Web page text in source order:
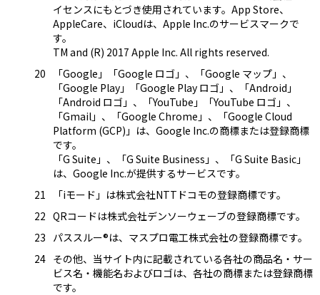
イセンスにもとづき使用されています。App Store、
AppleCare、iCloudは、Apple Inc.のサービスマークで
す。
TM and (R) 2017 Apple Inc. All rights reserved.
「Google」「Google ロゴ」、「Google マップ」、
「Google Play」「Google Play ロゴ」、「Android」
「Android ロゴ」、「YouTube」「YouTube ロゴ」、
「Gmail」、「Google Chrome」、「Google Cloud
Platform (GCP)」は、Google Inc.の商標または登録商標
です。
「G Suite」、「G Suite Business」、「G Suite Basic」
は、Google Inc.が提供するサービスです。
「iモード」は株式会社NTTドコモの登録商標です。
QRコードは株式会社デンソーウェーブの登録商標です。
パススルー®は、マスプロ電工株式会社の登録商標です。
その他、当サイト内に記載されている各社の商品名・サー
ビス名・機能名およびロゴは、各社の商標または登録商標
です。